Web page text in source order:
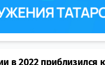
в 2022 приблизился